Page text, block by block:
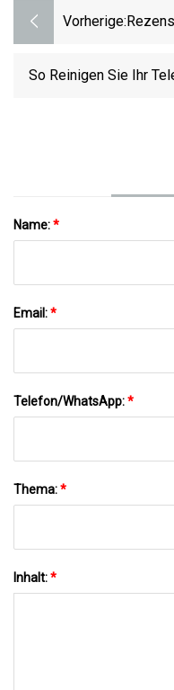
Vorherige:
So Reinigen Sie Ihr
Name:*
Email:*
Telefon/WhatsApp:*
Thema:*
Inhalt:*